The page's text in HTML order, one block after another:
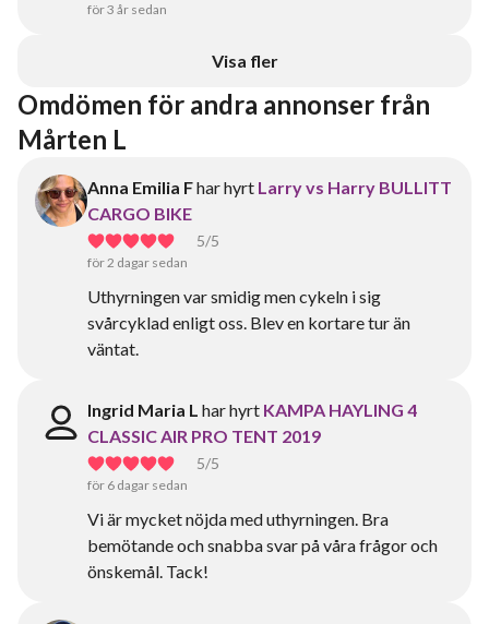
för 3 år sedan
Visa fler
Omdömen för andra annonser från
Mårten L
Anna Emilia Fhar hyrt Larry vs Harry BULLITT
CARGO BIKE
5/5
för 2 dagar sedan
Uthyrningen var smidig men cykeln i sig
svårcyklad enligt oss. Blev en kortare tur än
väntat.
Ingrid Maria L har hyrt KAMPA HAYLING 4
CLASSIC AIR PRO TENT 2019
5/5
för 6 dagar sedan
Vi är mycket nöjda med uthyrningen. Bra
bemötande och snabba svar på våra frågor och
önskemål. Tack!